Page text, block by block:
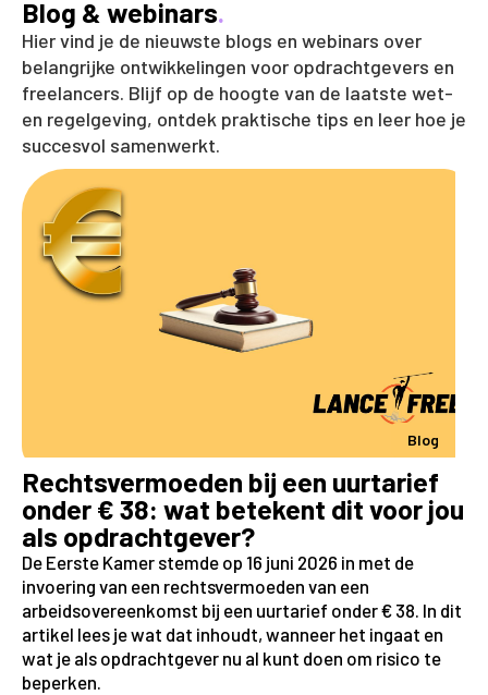
Blog & webinars.
Hier vind je de nieuwste blogs en webinars over
belangrijke ontwikkelingen voor opdrachtgevers en
freelancers. Blijf op de hoogte van de laatste wet-
en regelgeving, ontdek praktische tips en leer hoe je
succesvol samenwerkt.
Blog
Rechtsvermoeden bij een uurtarief
onder € 38: wat betekent dit voor jou
als opdrachtgever?
De Eerste Kamer stemde op 16 juni 2026 in met de
invoering van een rechtsvermoeden van een
arbeidsovereenkomst bij een uurtarief onder € 38. In dit
artikel lees je wat dat inhoudt, wanneer het ingaat en
wat je als opdrachtgever nu al kunt doen om risico te
beperken.